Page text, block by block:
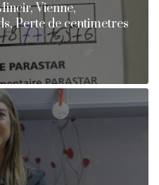
Vienne,
Perte de centimetres